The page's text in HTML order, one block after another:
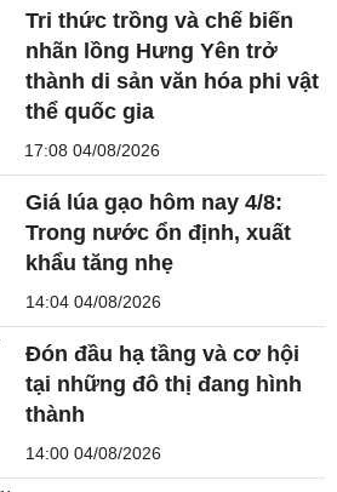
Tri thức trồng và chế biến
nhãn lồng Hưng Yên trở
thành di sản văn hóa phi vật
thể quốc gia
17:08 04/08/2026
Giá lúa gạo hôm nay 4/8:
Trong nước ổn định, xuất
khẩu tăng nhẹ
14:04 04/08/2026
Đón đầu hạ tầng và cơ hội
tại những đô thị đang hình
thành
14:00 04/08/2026